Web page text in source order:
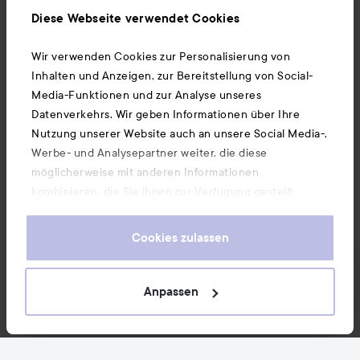
Diese Webseite verwendet Cookies
Wir verwenden Cookies zur Personalisierung von
Inhalten und Anzeigen, zur Bereitstellung von Social-
Media-Funktionen und zur Analyse unseres
Datenverkehrs. Wir geben Informationen über Ihre
Nutzung unserer Website auch an unsere Social Media-,
Werbe- und Analysepartner weiter, die diese
möglicherweise mit anderen Informationen
kombinieren, die Sie ihnen zur Verfügung gestellt
gesammelt haben. Wenn Sie unsere Website weiterhin
Cookies zu. Informationen darüber, wie Sie Ihre Cookie-
Einstellungen ändern können, finden Sie in unseren
Cookies zulassen
Anpassen
Ebenfalls interessant
Unsere App herunterladen
Copyright 2026